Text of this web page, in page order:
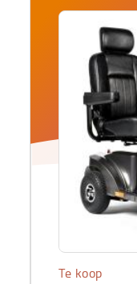
Te koop